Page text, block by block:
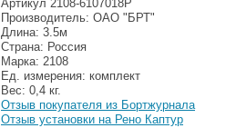
Артикул 2108-6107018Р
Производитель: ОАО "БРТ"
Длина: 3.5м
Страна: Россия
Марка: 2108
Ед. измерения: комплект
Вес: 0,4 кг.
Отзыв покупателя из Бортжурнала
Отзыв установки на Рено Каптур